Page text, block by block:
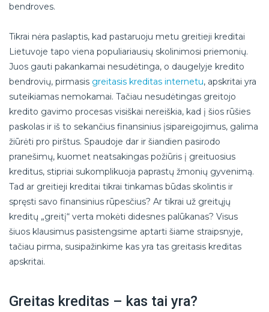
bendroves.
Tikrai nėra paslaptis, kad pastaruoju metu greitieji kreditai
Lietuvoje tapo viena populiariausių skolinimosi priemonių.
Juos gauti pakankamai nesudėtinga, o daugelyje kredito
bendrovių, pirmasis greitasis kreditas internetu, apskritai yra
suteikiamas nemokamai. Tačiau nesudėtingas greitojo
kredito gavimo procesas visiškai nereiškia, kad į šios rūšies
paskolas ir iš to sekančius finansinius įsipareigojimus, galima
žiūrėti pro pirštus. Spaudoje dar ir šiandien pasirodo
pranešimų, kuomet neatsakingas požiūris į greituosius
kreditus, stipriai sukomplikuoja paprastų žmonių gyvenimą.
Tad ar greitieji kreditai tikrai tinkamas būdas skolintis ir
spręsti savo finansinius rūpesčius? Ar tikrai už greitųjų
kreditų „greitį“ verta mokėti didesnes palūkanas? Visus
šiuos klausimus pasistengsime aptarti šiame straipsnyje,
tačiau pirma, susipažinkime kas yra tas greitasis kreditas
apskritai.
Greitas kreditas – kas tai yra?